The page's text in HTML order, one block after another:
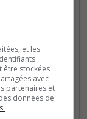
Lundi
et les
être stockées
avec
partenaires et
données de